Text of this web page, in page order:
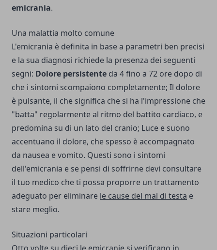
emicrania.
Una malattia molto comune
L'emicrania è definita in base a parametri ben precisi
e la sua diagnosi richiede la presenza dei seguenti
segni: Dolore persistente da 4 fino a 72 ore dopo di
che i sintomi scompaiono completamente; Il dolore
è pulsante, il che significa che si ha l'impressione che
"batta" regolarmente al ritmo del battito cardiaco, e
predomina su di un lato del cranio; Luce e suono
accentuano il dolore, che spesso è accompagnato
da nausea e vomito. Questi sono i sintomi
dell'emicrania e se pensi di soffrirne devi consultare
il tuo medico che ti possa proporre un trattamento
adeguato per eliminare le cause del mal di testa e
stare meglio.
Situazioni particolari